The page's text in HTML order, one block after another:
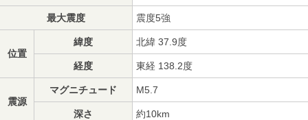
最大震度 震度5強
位置
緯度 北緯 37.9度
経度 東経 138.2度
震源
マグニチュード M5.7
深さ 約10km